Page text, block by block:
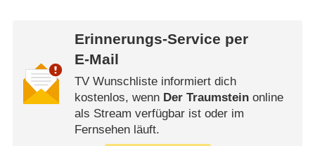
Erinnerungs-Service per
E-Mail
TV Wunschliste informiert dich
kostenlos, wenn Der Traumsteinonline
als Stream verfügbar ist oder im
Fernsehen läuft.